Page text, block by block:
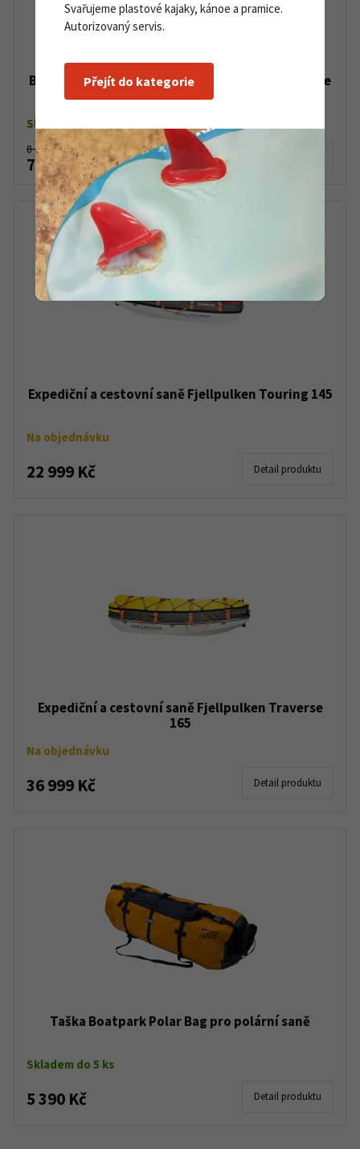
Backcountry boty Crispi Futura XP brown orange
25/26
Skladem dle varianty
8 690 Kč
7 290 Kč
Expediční a cestovní saně Fjellpulken Touring 145
Na objednávku
22 999 Kč Detail produktu
Expediční a cestovní saně Fjellpulken Traverse
165
Na objednávku
36 999 Kč Detail produktu
Taška Boatpark Polar Bag pro polární saně
Skladem do 5 ks
5 390 Kč Detail produktu
Svařujeme plastové kajaky, kánoe a pramice.
Autorizovaný servis.
Přejít do kategorie